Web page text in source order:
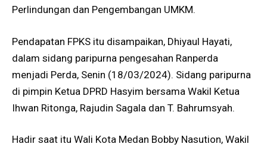
Perlindungan dan Pengembangan UMKM.
Pendapatan FPKS itu disampaikan, Dhiyaul Hayati,
dalam sidang paripurna pengesahan Ranperda
menjadi Perda, Senin (18/03/2024). Sidang paripurna
di pimpin Ketua DPRD Hasyim bersama Wakil Ketua
Ihwan Ritonga, Rajudin Sagala dan T. Bahrumsyah.
Hadir saat itu Wali Kota Medan Bobby Nasution, Wakil